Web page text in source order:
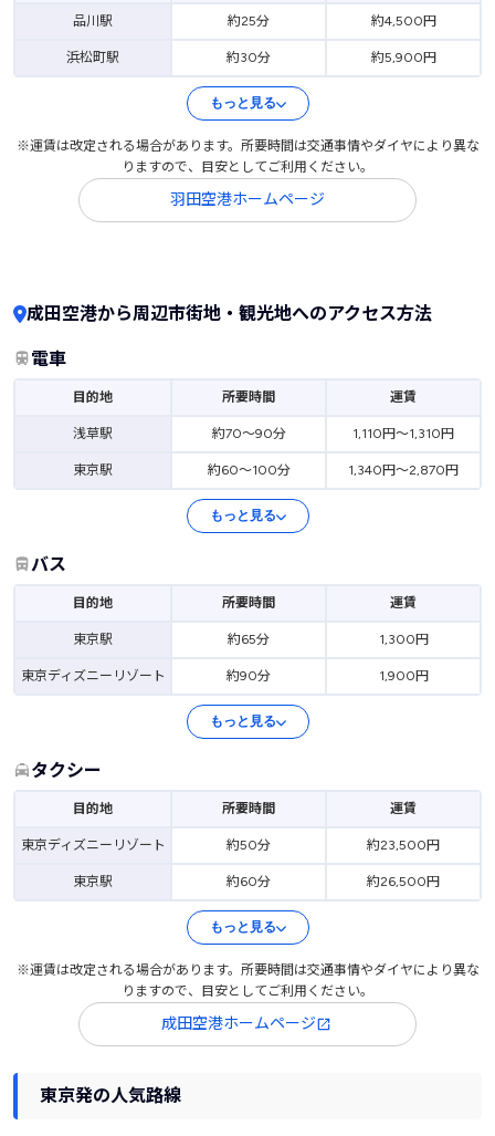
品川駅 約25分 約4,500円
浜松町駅 約30分 約5,900円
もっと見る
※運賃は改定される場合があります。所要時間は交通事情やダイヤにより異な
りますので、目安としてご利用ください。
羽田空港ホームページ
成田空港から周辺市街地・観光地へのアクセス方法
電車
目的地 所要時間 運賃
浅草駅 約70～90分 1,110円～1,310円
東京駅 約60～100分 1,340円～2,870円
もっと見る
バス
目的地 所要時間 運賃
東京駅 約65分 1,300円
東京ディズニーリゾート 約90分 1,900円
もっと見る
タクシー
目的地 所要時間 運賃
東京ディズニーリゾート 約50分 約23,500円
東京駅 約60分 約26,500円
もっと見る
※運賃は改定される場合があります。所要時間は交通事情やダイヤにより異な
りますので、目安としてご利用ください。
成田空港ホームページ
東京発の人気路線